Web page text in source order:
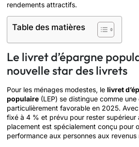
rendements attractifs.
Table des matières
Le livret d’épargne
nouvelle star des livrets
Pour les ménages modestes, le livret
populaire (LEP) se distingue comme une
particulièrement favorable en 2025.
fixé à 4 % et prévu pour rester supérieur
placement est spécialement conçu pour
performance aux personnes aux revenus